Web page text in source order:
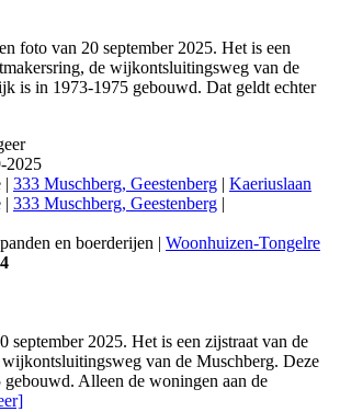
foto van 20 september 2025. Het is een
de wijkontsluitingsweg van de
is in 1973-1975 gebouwd. Dat geldt echter
2025
| 333 Muschberg, Geestenberg | Kaeriuslaan
| 333 Muschberg, Geestenberg |
en boerderijen | Woonhuizen-Tongelre
september 2025. Het is een zijstraat van de
van de Muschberg. Deze
Alleen de woningen aan de